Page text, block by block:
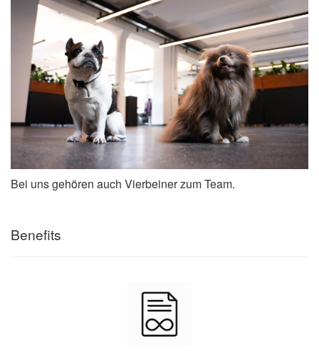
Bei uns gehören auch Vierbeiner zum Team.
Benefits